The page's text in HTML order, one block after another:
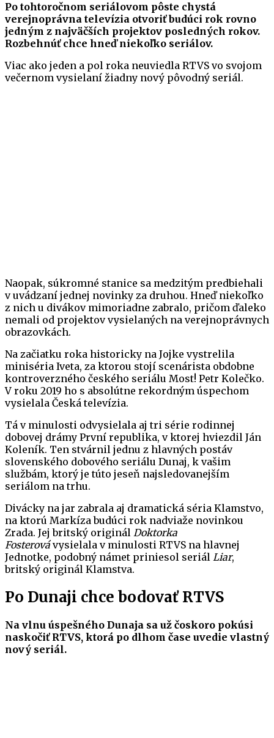
Po tohtoročnom seriálovom pôste chystá
verejnoprávna televízia otvoriť budúci rok rovno
jedným z najväčších projektov posledných rokov.
Rozbehnúť chce hneď niekoľko seriálov.
Viac ako jeden a pol roka neuviedla RTVS vo svojom
večernom vysielaní žiadny nový pôvodný seriál.
Naopak, súkromné stanice sa medzitým predbiehali
v uvádzaní jednej novinky za druhou. Hneď niekoľko
z nich u divákov mimoriadne zabralo, pričom ďaleko
nemali od projektov vysielaných na verejnoprávnych
obrazovkách.
Na začiatku roka historicky na Jojke vystrelila
miniséria Iveta, za ktorou stojí scenárista obdobne
kontroverzného českého seriálu Most! Petr Kolečko.
V roku 2019 ho s absolútne rekordným úspechom
vysielala Česká televízia.
Tá v minulosti odvysielala aj tri série rodinnej
dobovej drámy První republika, v ktorej hviezdil Ján
Koleník. Ten stvárnil jednu z hlavných postáv
slovenského dobového seriálu Dunaj, k vašim
službám, ktorý je túto jeseň najsledovanejším
seriálom na trhu.
Divácky na jar zabrala aj dramatická séria Klamstvo,
na ktorú Markíza budúci rok nadviaže novinkou
Zrada. Jej britský originál Doktorka
Fosterovávysielala v minulosti RTVS na hlavnej
Jednotke, podobný námet priniesol seriál Liar,
britský originál Klamstva.
Po Dunaji chce bodovať RTVS
Na vlnu úspešného Dunaja sa už čoskoro pokúsi
naskočiť RTVS, ktorá po dlhom čase uvedie vlastný
nový seriál.